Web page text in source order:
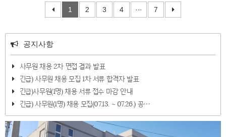
1 2 3 4 ··· 7
공지사항
사무원 채용 2차 면접 결과 발표
긴급) 사무원 채용 모집 1차 서류 합격자 발표
긴급)사무원(1명) 채용 서류 접수 마감 안내
긴급) 사무원(1명) 채용 모집(07.13. ~ 07.26.) 공⋯